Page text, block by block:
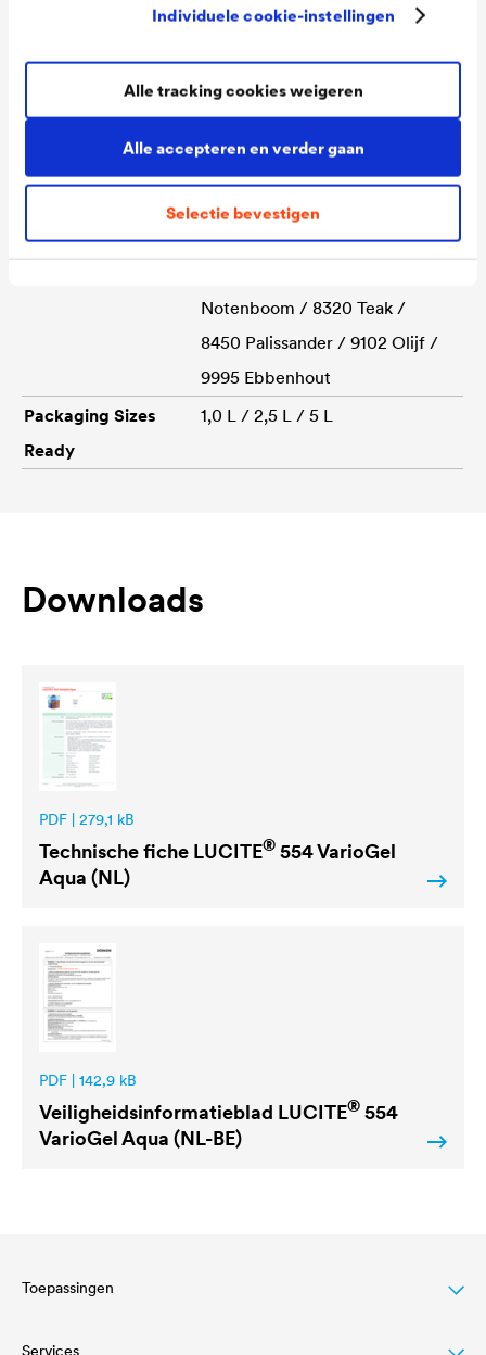
Individuele cookie-instellingen
Alle accepteren en verder gaan
Selectie bevestigen
Alle tracking cookies weigeren
100 - 120 ml/m²
Colour tones
0000 Kleurloos / 1105 Wit /
2335 Den / 3180 Zweeds rood
/ 7360 Alpijnsgrijs / 7365
Vulkaangrijs / 7380 Kwartsgrijs
Notenboom / 8320 Teak /
8450 Palissander / 9102 Olijf /
9995 Ebbenhout
Packaging Sizes
Ready
1,0 L / 2,5 L / 5 L
Downloads
PDF | 279,1 kB
Technische fiche LUCITE® 554 VarioGel
Aqua (NL)
PDF | 142,9 kB
Veiligheidsinformatieblad LUCITE® 554
VarioGel Aqua (NL-BE)
Toepassingen
Services